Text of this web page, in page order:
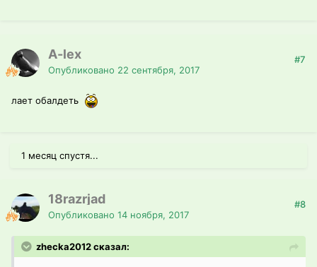
A-lex
Опубликовано 22 сентября, 2017
#7
лает обалдеть
1 месяц спустя...
18razrjad
Опубликовано 14 ноября, 2017
#8
zhecka2012 сказал: